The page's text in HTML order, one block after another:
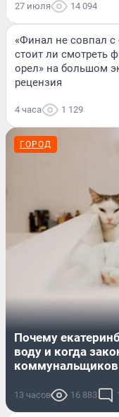
27 июля 14 094
«Финал не совпал
стоит ли смотреть
орел» на большом
рецензия
4 часа 1 129
ГОРОД
Почему
воду и когда
коммунальщиков
13 часов 16 883